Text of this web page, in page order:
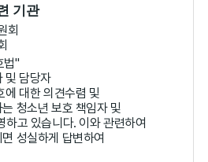
기관
회
법"
및 담당자
에 대한 의견수렴 및
청소년 보호 책임자 및
하고 있습니다. 이와 관련하여
성실하게 답변하여